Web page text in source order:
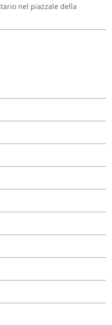
nel piazzale della